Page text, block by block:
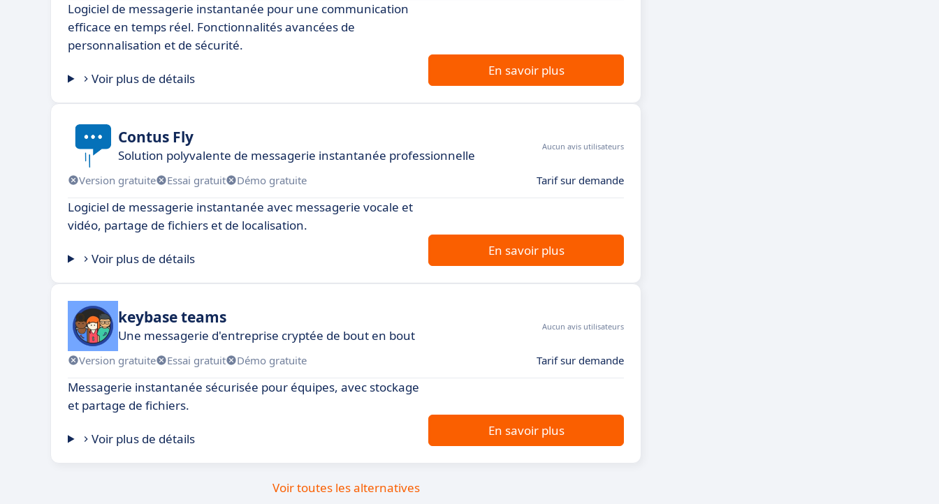
Logiciel de messagerie instantanée pour une communication
efficace en temps réel. Fonctionnalités avancées de
personnalisation et de sécurité.
Voir plus de détails
En savoir plus
Contus Fly
Solution polyvalente de messagerie instantanée professionnelle
Aucun avis utilisateurs
Version gratuite Essai gratuit Démo gratuite Tarif sur demande
Logiciel de messagerie instantanée avec messagerie vocale et
vidéo, partage de fichiers et de localisation.
Voir plus de détails
En savoir plus
keybase teams
Une messagerie d'entreprise cryptée de bout en bout
Aucun avis utilisateurs
Version gratuite Essai gratuit Démo gratuite Tarif sur demande
Messagerie instantanée sécurisée pour équipes, avec stockage
et partage de fichiers.
Voir plus de détails
En savoir plus
Voir toutes les alternatives